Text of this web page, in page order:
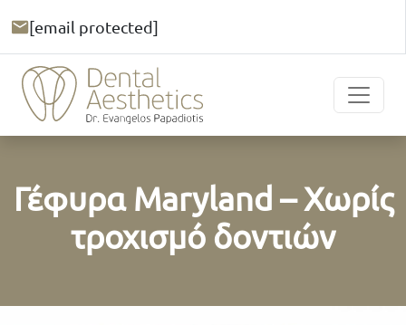
[email protected]
Γέφυρα Maryland – Χωρίς
τροχισμό δοντιών